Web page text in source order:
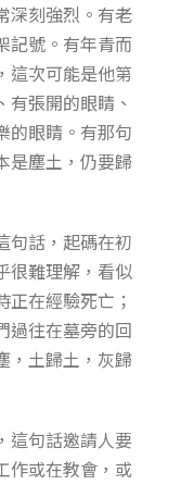
深刻強烈。有老
記號。有年青而
這次可能是他第
張開的眼睛、
的眼睛。有那句
是塵土，仍要歸
句話，起碼在初
很難理解，看似
在經驗死亡；
過往在墓旁的回
，土歸土，灰歸
這句話邀請人要
作或在教會，或